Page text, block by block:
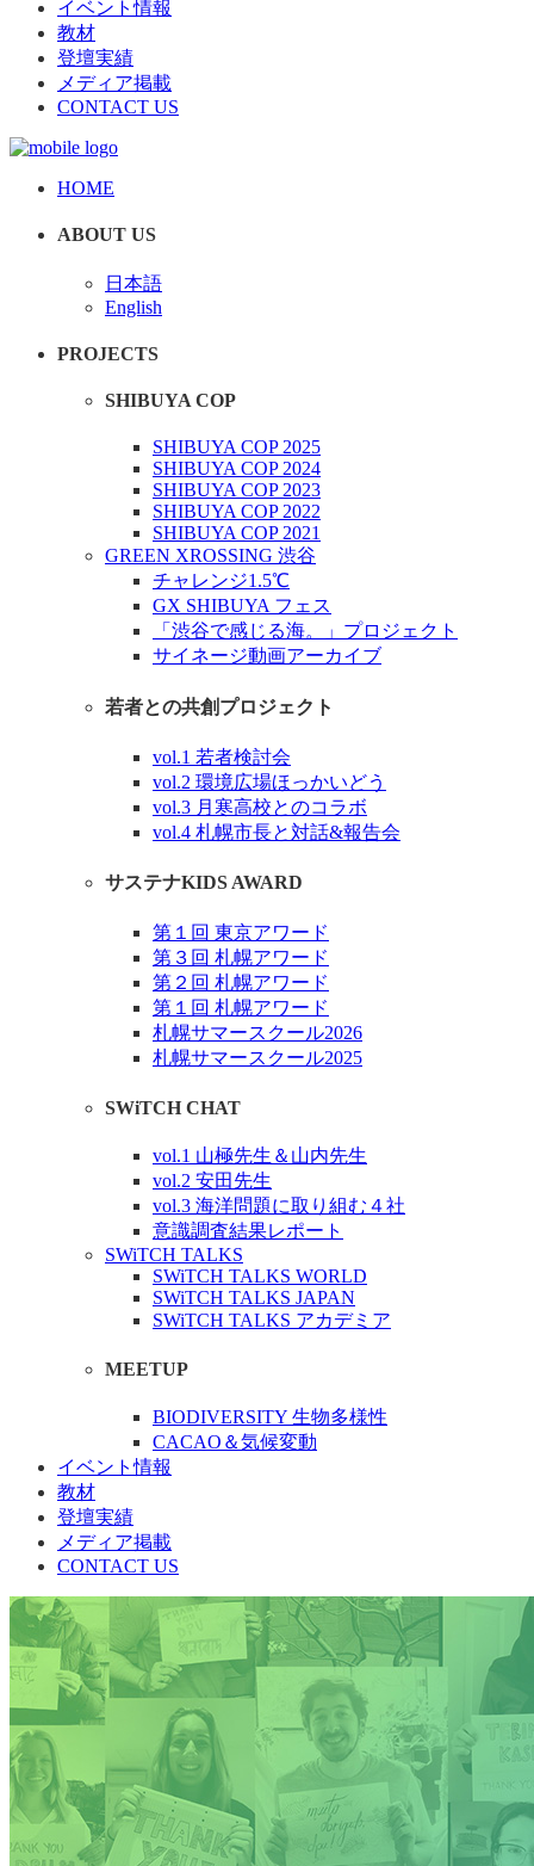
イベント情報
教材
登壇実績
メディア掲載
CONTACT US
HOME
ABOUT US
日本語
English
PROJECTS
SHIBUYA COP
SHIBUYA COP 2025
SHIBUYA COP 2024
SHIBUYA COP 2023
SHIBUYA COP 2022
SHIBUYA COP 2021
GREEN XROSSING 渋谷
チャレンジ1.5℃
GX SHIBUYA フェス
「渋谷で感じる海。」プロジェクト
サイネージ動画アーカイブ
若者との共創プロジェクト
vol.1 若者検討会
vol.2 環境広場ほっかいどう
vol.3 月寒高校とのコラボ
vol.4 札幌市長と対話&報告会
サステナKIDS AWARD
第１回 東京アワード
第３回 札幌アワード
第２回 札幌アワード
第１回 札幌アワード
札幌サマースクール2026
札幌サマースクール2025
SWiTCH CHAT
vol.1 山極先生＆山内先生
vol.2 安田先生
vol.3 海洋問題に取り組む４社
意識調査結果レポート
SWiTCH TALKS
SWiTCH TALKS WORLD
SWiTCH TALKS JAPAN
SWiTCH TALKS アカデミア
MEETUP
BIODIVERSITY 生物多様性
CACAO＆気候変動
イベント情報
教材
登壇実績
メディア掲載
CONTACT US